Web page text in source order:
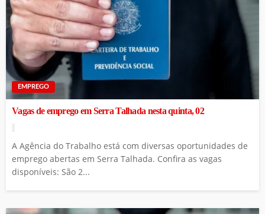
EMPREGO
Vagas de emprego em Serra Talhada nesta quinta, 02
A Agência do Trabalho está com diversas oportunidades de
emprego abertas em Serra Talhada. Confira as vagas
disponíveis: São 2...